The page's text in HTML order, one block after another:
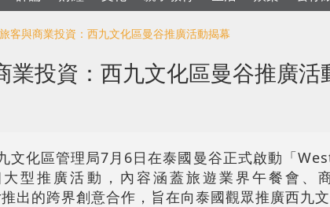
客與商業投資：西九文化區曼谷推廣活動揭幕
業投資：西九文化區曼谷推廣活
文化區管理局7月6日在泰國曼谷正式啟動「
型推廣活動，內容涵蓋旅遊業界午餐會、
出的跨界創意合作，旨在向泰國觀眾推廣西九